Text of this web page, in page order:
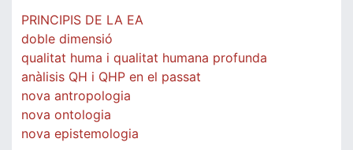
PRINCIPIS DE LA EA
doble dimensió
qualitat huma i qualitat humana profunda
anàlisis QH i QHP en el passat
nova antropologia
nova ontologia
nova epistemologia